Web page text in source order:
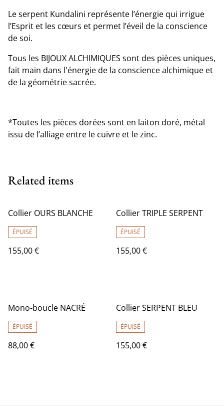
Le serpent Kundalini représente l’énergie qui irrigue
l’Esprit et les cœurs et permet l’éveil de la conscience
de soi.
Tous les BIJOUX ALCHIMIQUES sont des pièces uniques,
fait main dans l'énergie de la conscience alchimique et
de la géométrie sacrée.
*Toutes les pièces dorées sont en laiton doré, métal
issu de l’alliage entre le cuivre et le zinc.
Related items
Collier OURS BLANCHE
ÉPUISÉ
155,00 €
Collier TRIPLE SERPENT
ÉPUISÉ
155,00 €
Mono-boucle NACRÉ
ÉPUISÉ
88,00 €
Collier SERPENT BLEU
ÉPUISÉ
155,00 €